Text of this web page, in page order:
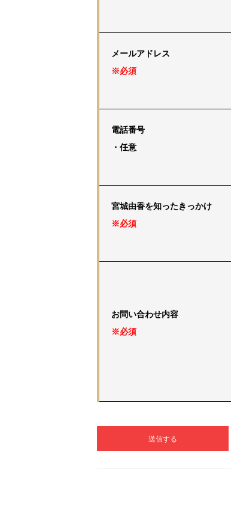
メールアドレス
※必須
電話番号
・任意
宮城由香を知ったきっかけ
※必須
お問い合わせ内容
※必須